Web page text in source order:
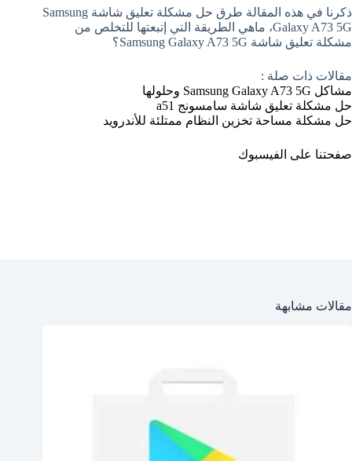
ذكرنا في هذه المقالة طرق حل مشكلة تعليق شاشة Samsung
Galaxy A73 5G، ماهي الطريقة التي إتبعتها للتخلص من
مشكلة تعليق شاشة Samsung Galaxy A73 5G؟
مقالات ذات صلة :
مشاكل Samsung Galaxy A73 5G وحلولها
حل مشكلة تعليق شاشة سامسونج a51
حل مشكلة مساحة تخزين النظام ممتلئة للأندرويد
صفحتنا على الفيسبوك
مقالات مشابهة